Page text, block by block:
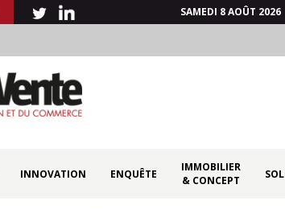
SAMEDI 8 AOÛT 2026
INNOVATION ENQUÊTE
IMMOBILIER
& CONCEPT